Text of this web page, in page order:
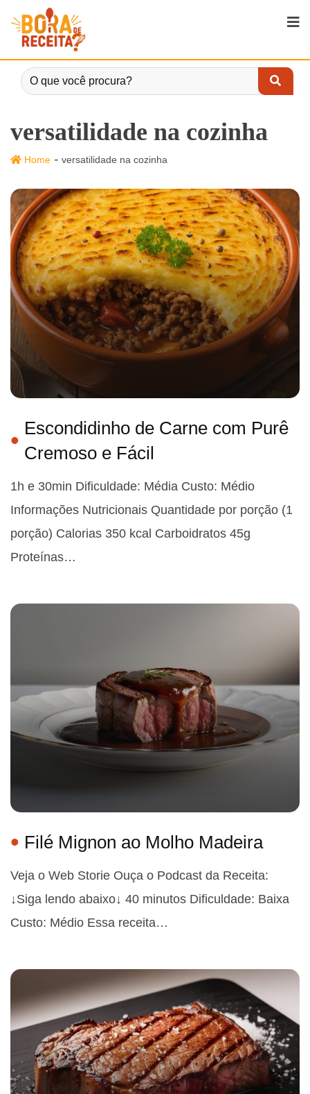
versatilidade na cozinha
Home - versatilidade na cozinha
Escondidinho de Carne com Purê
Cremoso e Fácil
1h e 30min Dificuldade: Média Custo: Médio
Informações Nutricionais Quantidade por porção (1
porção) Calorias 350 kcal Carboidratos 45g
Proteínas…
Filé Mignon ao Molho Madeira
Veja o Web Storie Ouça o Podcast da Receita:
↓Siga lendo abaixo↓ 40 minutos Dificuldade: Baixa
Custo: Médio Essa receita…